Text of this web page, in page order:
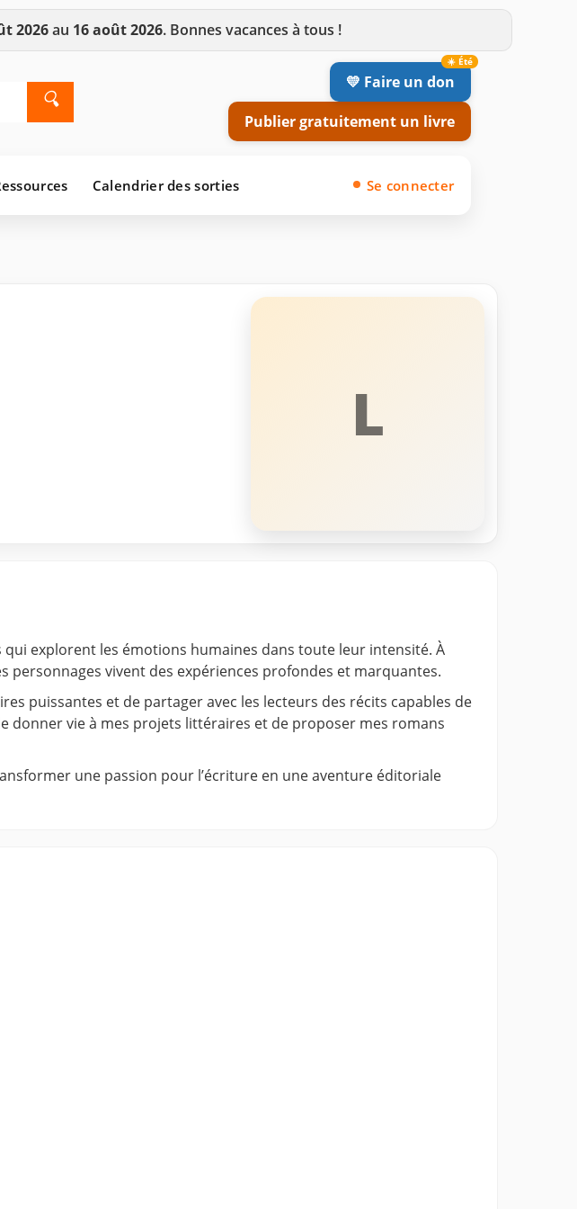
2026au 16 août 2026. Bonnes vacances à tous !
🔍
💛 Faire un don
Publier gratuitement un livre
Calendrier des sorties Se connecter
L
qui explorent les émotions humaines dans toute leur intensité. À
personnages vivent des expériences profondes et marquantes.
puissantes et de partager avec les lecteurs des récits capables de
donner vie à mes projets littéraires et de proposer mes romans
une passion pour l’écriture en une aventure éditoriale